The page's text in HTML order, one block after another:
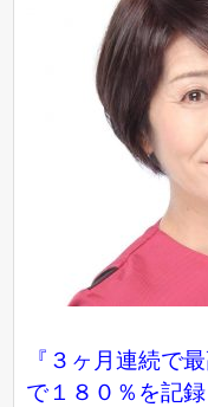
『３ヶ月連続で
で１８０％を記